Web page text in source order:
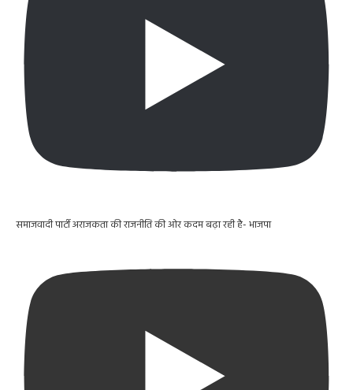
समाजवादी पार्टी अराजकता की राजनीति की ओर कदम बढ़ा रही है- भाजपा